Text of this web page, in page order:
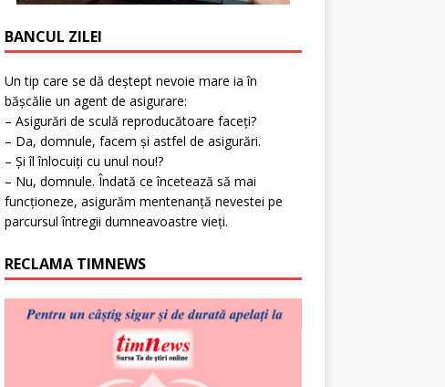
BANCUL ZILEI
Un tip care se dă deștept nevoie mare ia în
bășcălie un agent de asigurare:
– Asigurări de sculă reproducătoare faceți?
– Da, domnule, facem și astfel de asigurări.
– Și îl înlocuiți cu unul nou!?
– Nu, domnule. Îndată ce încetează să mai
funcționeze, asigurăm mentenanță nevestei pe
parcursul întregii dumneavoastre vieți.
RECLAMA TIMNEWS